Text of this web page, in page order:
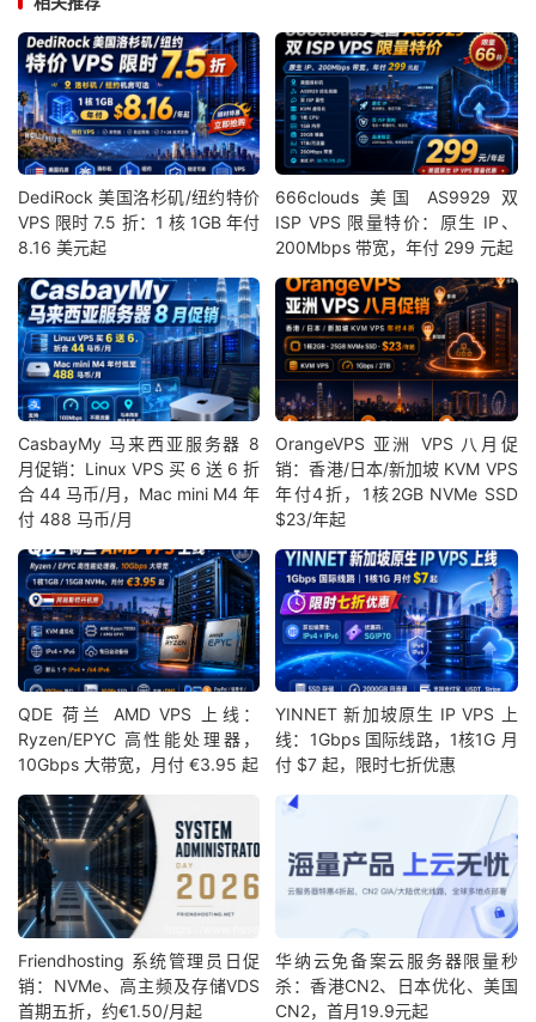
DediRock 美国洛杉矶/纽约特价
VPS 限时 7.5 折：1 核 1GB 年付
8.16 美元起
666clouds 美国 AS9929 双
ISP VPS 限量特价：原生 IP、
200Mbps 带宽，年付 299 元起
CasbayMy 马来西亚服务器 8
月促销：Linux VPS 买 6 送 6 折
合 44 马币/月，Mac mini M4 年
付 488 马币/月
OrangeVPS 亚洲 VPS 八月促
销：香港/日本/新加坡 KVM VPS
年付4折，1核2GB NVMe SSD
$23/年起
QDE 荷兰 AMD VPS 上线：
Ryzen/EPYC 高性能处理器，
10Gbps 大带宽，月付 €3.95 起
YINNET 新加坡原生 IP VPS 上
线：1Gbps 国际线路，1核1G 月
付 $7 起，限时七折优惠
Friendhosting 系统管理员日促
销：NVMe、高主频及存储VDS
首期五折，约€1.50/月起
华纳云免备案云服务器限量秒
杀：香港CN2、日本优化、美国
CN2，首月19.9元起